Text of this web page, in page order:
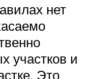
нет
участков и
Это